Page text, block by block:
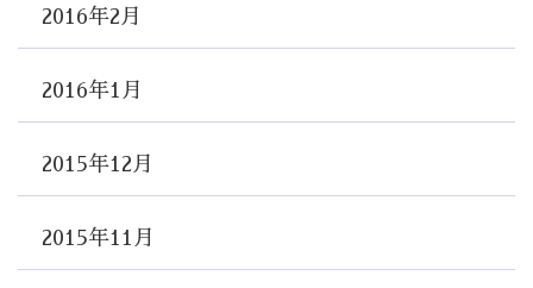
2016年2月
2016年1月
2015年12月
2015年11月